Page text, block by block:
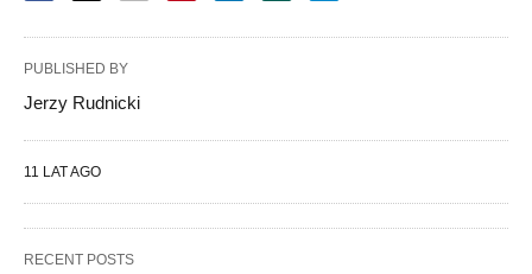
PUBLISHED BY
Jerzy Rudnicki
11 LAT AGO
RECENT POSTS